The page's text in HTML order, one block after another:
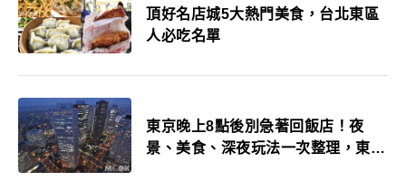
頂好名店城5大熱門美食，台北東區
人必吃名單
東京晚上8點後別急著回飯店！夜
景、美食、深夜玩法一次整理，東京